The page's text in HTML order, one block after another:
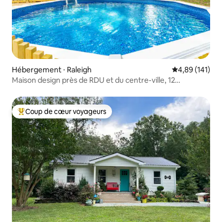
Hébergement ⋅ Raleigh Évaluation
4,89 (141)
Maison design près de RDU et du centre-ville, 12
Coups de cœur voyageurs les plus appréciés
Coup de cœur voyageurs